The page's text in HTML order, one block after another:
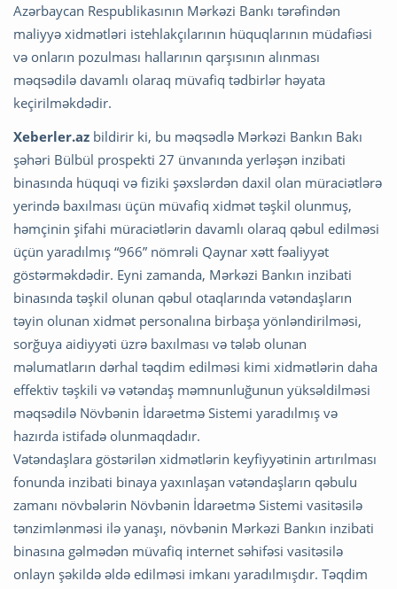
Azərbaycan Respublikasının Mərkəzi Bankı tərəfindən
maliyyə xidmətləri istehlakçılarının hüquqlarının müdafiəsi
və onların pozulması hallarının qarşısının alınması
məqsədilə davamlı olaraq müvafiq tədbirlər həyata
keçirilməkdədir.
Xeberler.az bildirir ki, bu məqsədlə Mərkəzi Bankın Bakı
şəhəri Bülbül prospekti 27 ünvanında yerləşən inzibati
binasında hüquqi və fiziki şəxslərdən daxil olan müraciətlərə
yerində baxılması üçün müvafiq xidmət təşkil olunmuş,
həmçinin şifahi müraciətlərin davamlı olaraq qəbul edilməsi
üçün yaradılmış “966” nömrəli Qaynar xətt fəaliyyət
göstərməkdədir. Eyni zamanda, Mərkəzi Bankın inzibati
binasında təşkil olunan qəbul otaqlarında vətəndaşların
təyin olunan xidmət personalına birbaşa yönləndirilməsi,
sorğuya aidiyyəti üzrə baxılması və tələb olunan
məlumatların dərhal təqdim edilməsi kimi xidmətlərin daha
effektiv təşkili və vətəndaş məmnunluğunun yüksəldilməsi
məqsədilə Növbənin İdarəetmə Sistemi yaradılmış və
hazırda istifadə olunmaqdadır.
Vətəndaşlara göstərilən xidmətlərin keyfiyyətinin artırılması
fonunda inzibati binaya yaxınlaşan vətəndaşların qəbulu
zamanı növbələrin Növbənin İdarəetmə Sistemi vasitəsilə
tənzimlənməsi ilə yanaşı, növbənin Mərkəzi Bankın inzibati
binasına gəlmədən müvafiq internet səhifəsi vasitəsilə
onlayn şəkildə əldə edilməsi imkanı yaradılmışdır. Təqdim